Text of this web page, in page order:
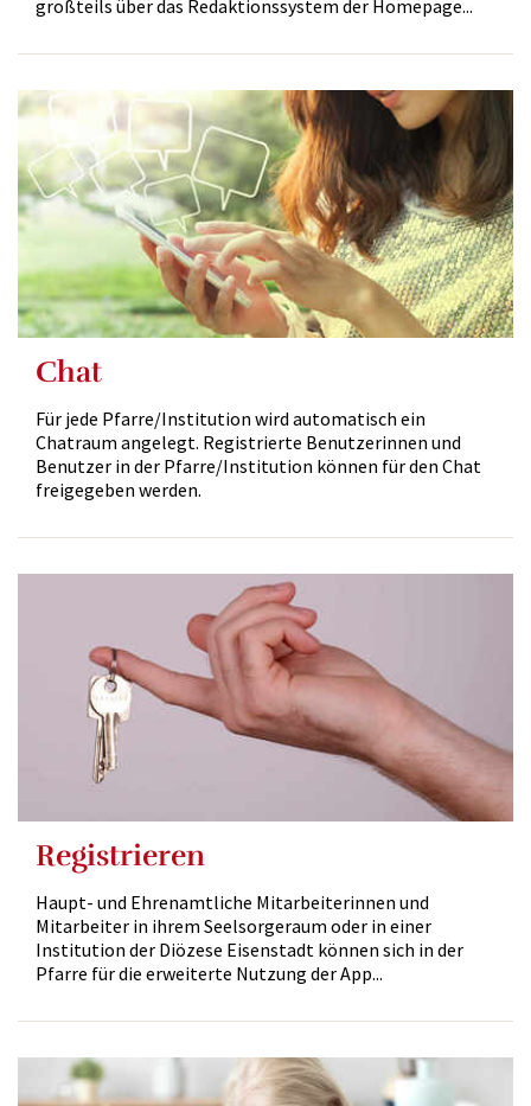
großteils über das Redaktionssystem der Homepage...
Chat
Für jede Pfarre/Institution wird automatisch ein
Chatraum angelegt. Registrierte Benutzerinnen und
Benutzer in der Pfarre/Institution können für den Chat
freigegeben werden.
Registrieren
Haupt- und Ehrenamtliche Mitarbeiterinnen und
Mitarbeiter in ihrem Seelsorgeraum oder in einer
Institution der Diözese Eisenstadt können sich in der
Pfarre für die erweiterte Nutzung der App...